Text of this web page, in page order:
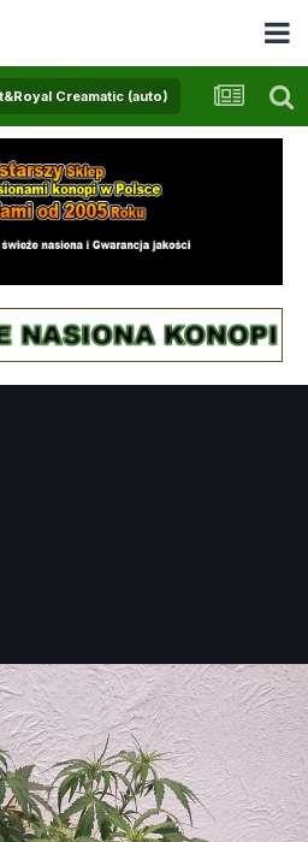
Creamatic (auto)